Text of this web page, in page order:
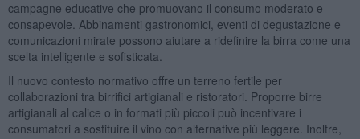
campagne educative che promuovano il consumo moderato e
consapevole. Abbinamenti gastronomici, eventi di degustazione e
comunicazioni mirate possono aiutare a ridefinire la birra come una
scelta intelligente e sofisticata.
Il nuovo contesto normativo offre un terreno fertile per
collaborazioni tra birrifici artigianali e ristoratori. Proporre birre
artigianali al calice o in formati più piccoli può incentivare i
consumatori a sostituire il vino con alternative più leggere. Inoltre,